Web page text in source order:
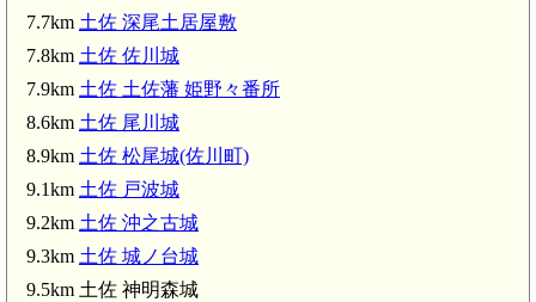
7.7km 土佐 深尾土居屋敷
7.8km 土佐 佐川城
7.9km 土佐 土佐藩 姫野々番所
8.6km 土佐 尾川城
8.9km 土佐 松尾城(佐川町)
9.1km 土佐 戸波城
9.2km 土佐 沖之古城
9.3km 土佐 城ノ台城
9.5km 土佐 神明森城